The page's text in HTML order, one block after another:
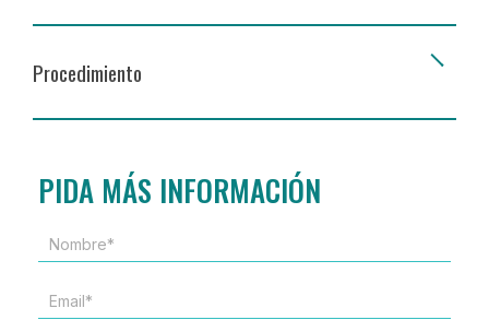
Procedimiento
PIDA MÁS INFORMACIÓN
NOMBRE*
*
EMAIL